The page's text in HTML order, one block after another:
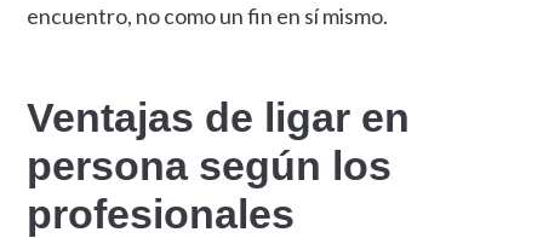
encuentro, no como un fin en sí mismo.
Ventajas de ligar en
persona según los
profesionales